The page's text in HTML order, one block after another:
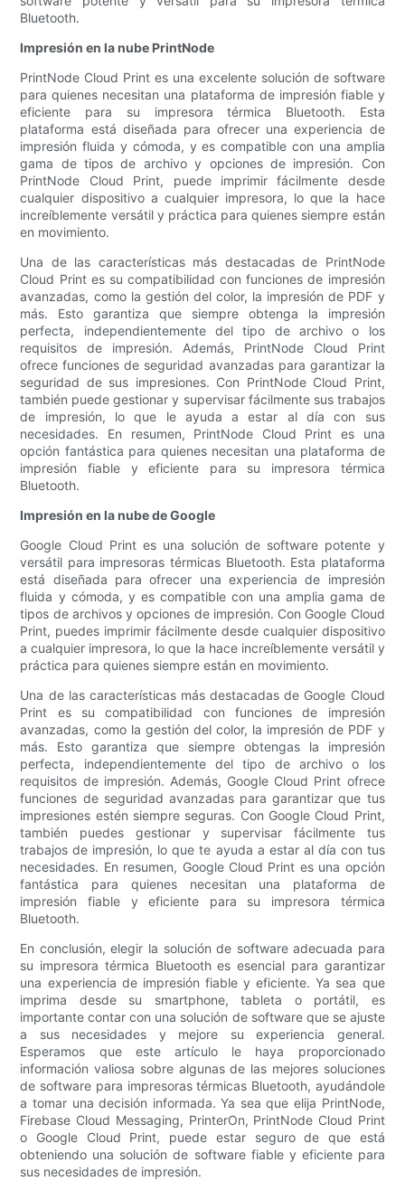
Bluetooth.
Impresión en la nube PrintNode
PrintNode Cloud Print es una excelente solución de software
para quienes necesitan una plataforma de impresión fiable y
eficiente para su impresora térmica Bluetooth. Esta
plataforma está diseñada para ofrecer una experiencia de
impresión fluida y cómoda, y es compatible con una amplia
gama de tipos de archivo y opciones de impresión. Con
PrintNode Cloud Print, puede imprimir fácilmente desde
cualquier dispositivo a cualquier impresora, lo que la hace
increíblemente versátil y práctica para quienes siempre están
en movimiento.
Una de las características más destacadas de PrintNode
Cloud Print es su compatibilidad con funciones de impresión
avanzadas, como la gestión del color, la impresión de PDF y
más. Esto garantiza que siempre obtenga la impresión
perfecta, independientemente del tipo de archivo o los
requisitos de impresión. Además, PrintNode Cloud Print
ofrece funciones de seguridad avanzadas para garantizar la
seguridad de sus impresiones. Con PrintNode Cloud Print,
también puede gestionar y supervisar fácilmente sus trabajos
de impresión, lo que le ayuda a estar al día con sus
necesidades. En resumen, PrintNode Cloud Print es una
opción fantástica para quienes necesitan una plataforma de
impresión fiable y eficiente para su impresora térmica
Bluetooth.
Impresión en la nube de Google
Google Cloud Print es una solución de software potente y
versátil para impresoras térmicas Bluetooth. Esta plataforma
está diseñada para ofrecer una experiencia de impresión
fluida y cómoda, y es compatible con una amplia gama de
tipos de archivos y opciones de impresión. Con Google Cloud
Print, puedes imprimir fácilmente desde cualquier dispositivo
a cualquier impresora, lo que la hace increíblemente versátil y
práctica para quienes siempre están en movimiento.
Una de las características más destacadas de Google Cloud
Print es su compatibilidad con funciones de impresión
avanzadas, como la gestión del color, la impresión de PDF y
más. Esto garantiza que siempre obtengas la impresión
perfecta, independientemente del tipo de archivo o los
requisitos de impresión. Además, Google Cloud Print ofrece
funciones de seguridad avanzadas para garantizar que tus
impresiones estén siempre seguras. Con Google Cloud Print,
también puedes gestionar y supervisar fácilmente tus
trabajos de impresión, lo que te ayuda a estar al día con tus
necesidades. En resumen, Google Cloud Print es una opción
fantástica para quienes necesitan una plataforma de
impresión fiable y eficiente para su impresora térmica
Bluetooth.
En conclusión, elegir la solución de software adecuada para
su impresora térmica Bluetooth es esencial para garantizar
una experiencia de impresión fiable y eficiente. Ya sea que
imprima desde su smartphone, tableta o portátil, es
importante contar con una solución de software que se ajuste
a sus necesidades y mejore su experiencia general.
Esperamos que este artículo le haya proporcionado
información valiosa sobre algunas de las mejores soluciones
de software para impresoras térmicas Bluetooth, ayudándole
a tomar una decisión informada. Ya sea que elija PrintNode,
Firebase Cloud Messaging, PrinterOn, PrintNode Cloud Print
o Google Cloud Print, puede estar seguro de que está
obteniendo una solución de software fiable y eficiente para
sus necesidades de impresión.